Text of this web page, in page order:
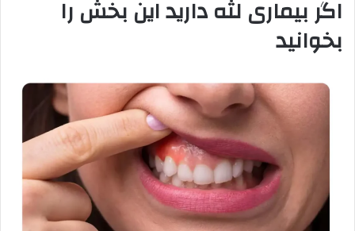
اگر بیماری لثه دارید این بخش را
بخوانید